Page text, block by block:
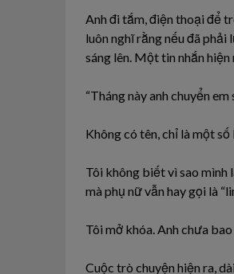
Anh đi tắm, điện thoại để
luôn nghĩ rằng nếu đã phải
sáng lên. Một tin nhắn
“Tháng này anh chuyển em
Không có tên, chỉ là một số
Tôi không biết vì sao mình
mà phụ nữ vẫn hay gọi là
Tôi mở khóa. Anh chưa
Cuộc trò chuyện hiện ra,